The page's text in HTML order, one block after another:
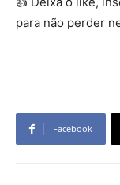
para não perder
Facebook